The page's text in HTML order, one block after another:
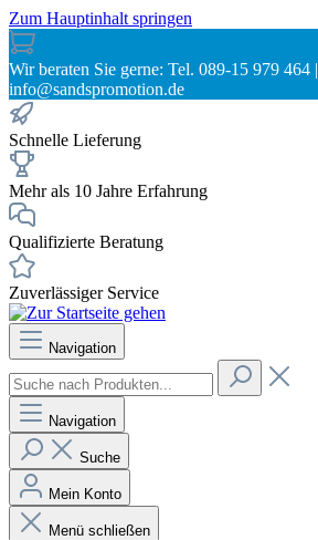
Zum Hauptinhalt springen
Wir beraten Sie gerne: Tel. 089-15 979 464 |
info@sandspromotion.de
Schnelle Lieferung
Mehr als 10 Jahre Erfahrung
Qualifizierte Beratung
Zuverlässiger Service
Navigation
Navigation
Suche
Mein Konto
Menü schließen